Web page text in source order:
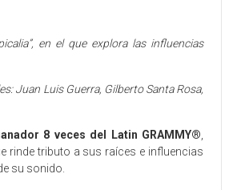
en el que explora las influencias
Juan Luis Guerra, Gilberto Santa Rosa,
8 veces del Latin GRAMMY®
rinde tributo a sus raíces e influencias
su sonido.